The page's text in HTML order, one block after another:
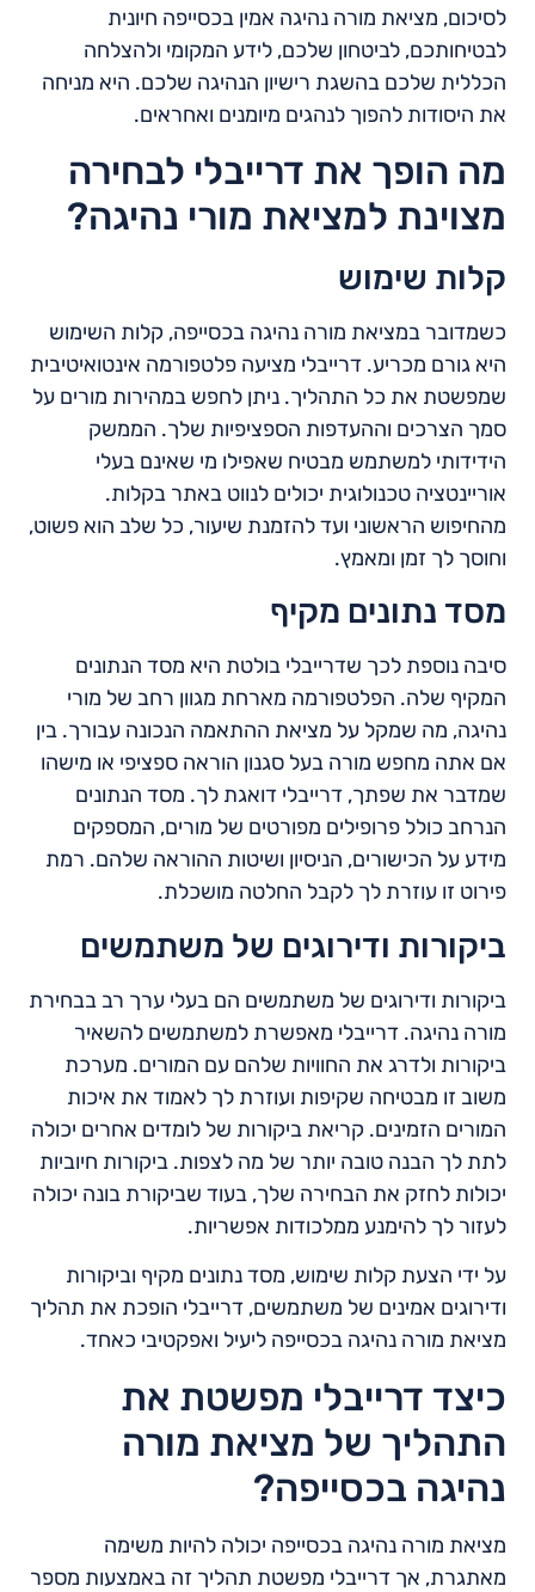
לסיכום, מציאת מורה נהיגה אמין בכסייפה חיונית
לבטיחותכם, לביטחון שלכם, לידע המקומי ולהצלחה
הכללית שלכם בהשגת רישיון הנהיגה שלכם. היא מניחה
את היסודות להפוך לנהגים מיומנים ואחראים.
מה הופך את דרייבלי לבחירה
מצוינת למציאת מורי נהיגה?
קלות שימוש
כשמדובר במציאת מורה נהיגה בכסייפה, קלות השימוש
היא גורם מכריע. דרייבלי מציעה פלטפורמה אינטואיטיבית
שמפשטת את כל התהליך. ניתן לחפש במהירות מורים על
סמך הצרכים וההעדפות הספציפיות שלך. הממשק
הידידותי למשתמש מבטיח שאפילו מי שאינם בעלי
אוריינטציה טכנולוגית יכולים לנווט באתר בקלות.
מהחיפוש הראשוני ועד להזמנת שיעור, כל שלב הוא פשוט,
וחוסך לך זמן ומאמץ.
מסד נתונים מקיף
סיבה נוספת לכך שדרייבלי בולטת היא מסד הנתונים
המקיף שלה. הפלטפורמה מארחת מגוון רחב של מורי
נהיגה, מה שמקל על מציאת ההתאמה הנכונה עבורך. בין
אם אתה מחפש מורה בעל סגנון הוראה ספציפי או מישהו
שמדבר את שפתך, דרייבלי דואגת לך. מסד הנתונים
הנרחב כולל פרופילים מפורטים של מורים, המספקים
מידע על הכישורים, הניסיון ושיטות ההוראה שלהם. רמת
פירוט זו עוזרת לך לקבל החלטה מושכלת.
ביקורות ודירוגים של משתמשים
ביקורות ודירוגים של משתמשים הם בעלי ערך רב בבחירת
מורה נהיגה. דרייבלי מאפשרת למשתמשים להשאיר
ביקורות ולדרג את החוויות שלהם עם המורים. מערכת
משוב זו מבטיחה שקיפות ועוזרת לך לאמוד את איכות
המורים הזמינים. קריאת ביקורות של לומדים אחרים יכולה
לתת לך הבנה טובה יותר של מה לצפות. ביקורות חיוביות
יכולות לחזק את הבחירה שלך, בעוד שביקורת בונה יכולה
לעזור לך להימנע ממלכודות אפשריות.
על ידי הצעת קלות שימוש, מסד נתונים מקיף וביקורות
ודירוגים אמינים של משתמשים, דרייבלי הופכת את תהליך
מציאת מורה נהיגה בכסייפה ליעיל ואפקטיבי כאחד.
כיצד דרייבלי מפשטת את
התהליך של מציאת מורה
נהיגה בכסייפה?
מציאת מורה נהיגה בכסייפה יכולה להיות משימה
מאתגרת, אך דרייבלי מפשטת תהליך זה באמצעות מספר